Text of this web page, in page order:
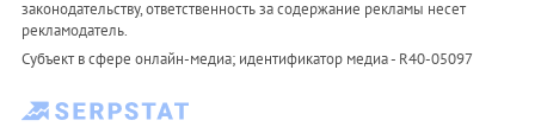
законодательству, ответственность за содержание рекламы несет
рекламодатель.
Субъект в сфере онлайн-медиа; идентификатор медиа - R40-05097